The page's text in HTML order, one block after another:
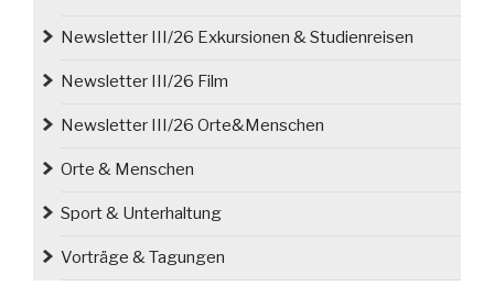
Newsletter III/26 Exkursionen & Studienreisen
Newsletter III/26 Film
Newsletter III/26 Orte&Menschen
Orte & Menschen
Sport & Unterhaltung
Vorträge & Tagungen